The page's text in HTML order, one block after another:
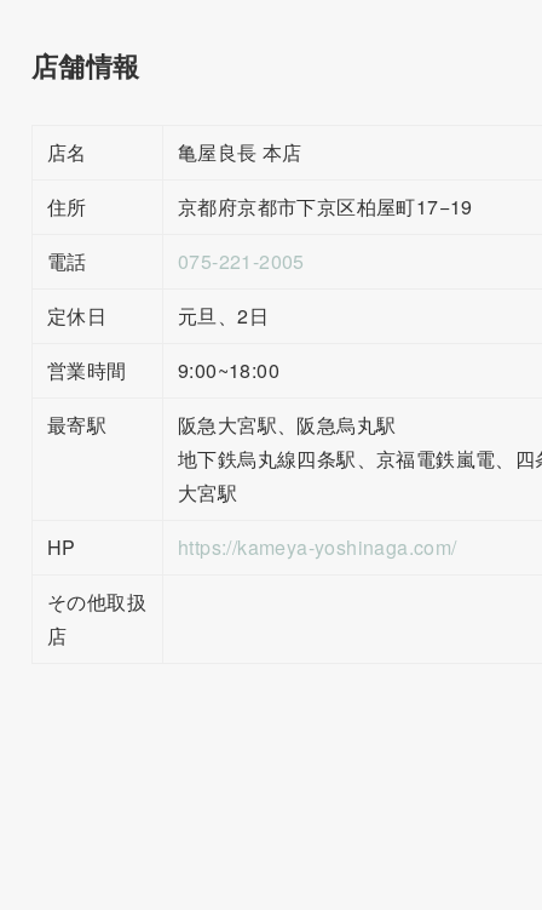
店舗情報
店名
亀屋良長 本店
住所
京都府京都市下京区柏屋町17−19
電話
075-221-2005
定休日
元旦、2日
営業時間
9:00~18:00
最寄駅
阪急大宮駅、阪急烏丸駅
地下鉄烏丸線四条駅、京福電鉄嵐電、四
大宮駅
HP
https://kameya-yoshinaga.com/
その他取扱
店